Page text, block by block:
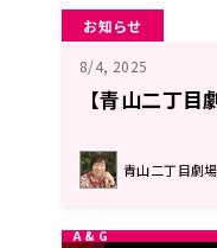
お知らせ
8/4, 2025
【青山二丁
青山二丁目劇場